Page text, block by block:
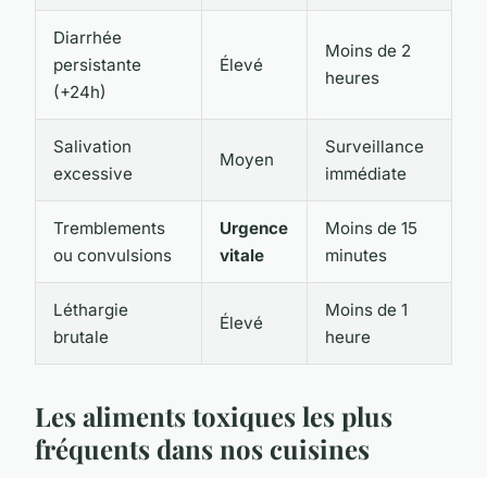
Diarrhée
persistante
(+24h)
Élevé
Moins de 2
heures
Salivation
excessive
Moyen
Surveillance
immédiate
Tremblements
ou convulsions
Urgence
vitale
Moins de 15
minutes
Léthargie
brutale
Élevé
Moins de 1
heure
Les aliments toxiques les plus
fréquents dans nos cuisines